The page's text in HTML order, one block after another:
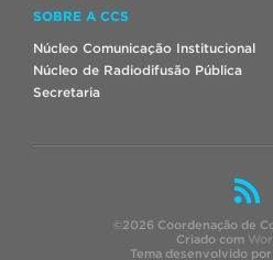
SOBRE A CCS
Núcleo Comunicação Institucional
Núcleo de Radiodifusão Pública
Secretaria
©2026 Coordenação de
Criado com
Tema desenvolvido por